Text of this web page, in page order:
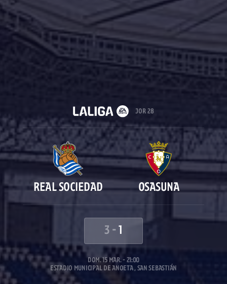
JOR 28
REAL SOCIEDAD OSASUNA
3 -1
DOM. 15 MAR. - 21:00
ESTADIO MUNICIPAL DE ANOETA , SAN SEBASTIÁN